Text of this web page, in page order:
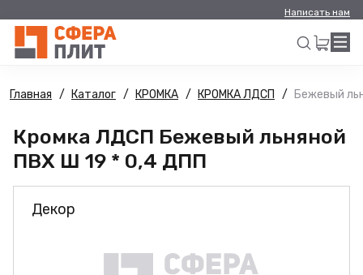
Написать нам
Искать
Главная Каталог КРОМКА КРОМКА ЛДСП Бежевый
Кромка ЛДСП Бежевый льняной
ПВХ Ш 19 * 0,4 ДПП
Декор